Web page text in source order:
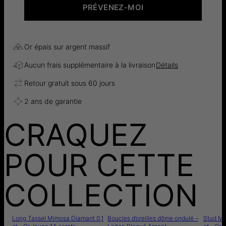
PRÉVENEZ-MOI
Or épais sur argent massif
Aucun frais supplémentaire à la livraisonDétails
Retour gratuit sous 60 jours
2 ans de garantie
CRAQUEZ
POUR CETTE
COLLECTION
Long Tassel Mimosa Diamant 0,1
Boucles d’oreilles dôme ondulé –
Stud